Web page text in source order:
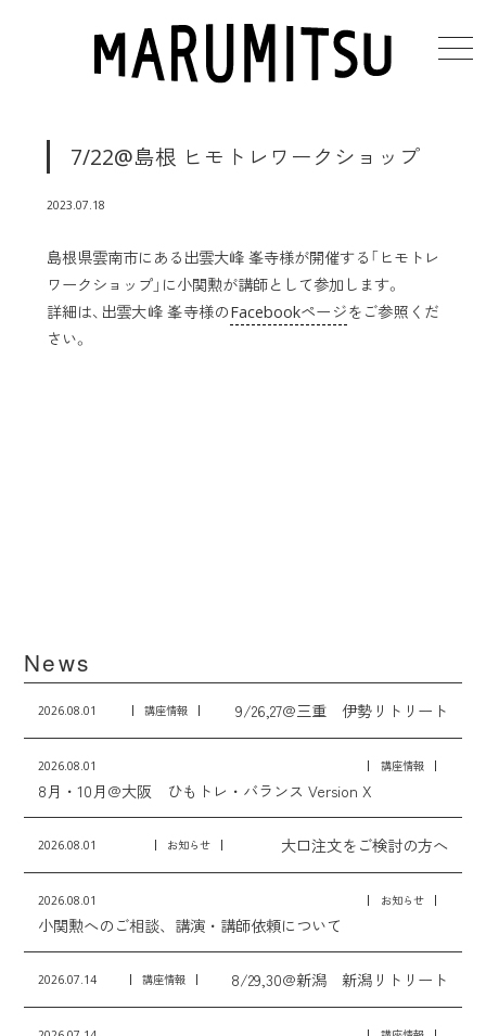
7/22@島根 ヒモトレワークショップ
2023.07.18
島根県雲南市にある出雲大峰 峯寺様が開催する「ヒモトレ
ワークショップ」に小関勲が講師として参加します。
詳細は、出雲大峰 峯寺様のFacebookページをご参照くだ
さい。
News
2026.08.01 講座情報 9/26,27@三重 伊勢リトリート
2026.08.01 講座情報
8月・10月@大阪 ひもトレ・バランス Version X
2026.08.01 お知らせ 大口注文をご検討の方へ
2026.08.01 お知らせ
小関勲へのご相談、講演・講師依頼について
2026.07.14 講座情報 8/29,30@新潟 新潟リトリート